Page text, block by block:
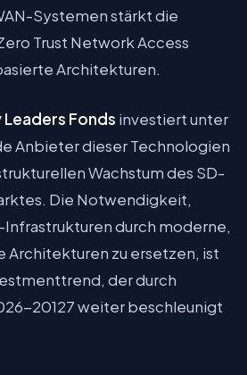
Systemen stärkt die
Trust Network Access
Architekturen.
Fonds investiert unter
Anbieter dieser Technologien
Wachstum des SD-
Die Notwendigkeit,
durch moderne,
Architekturen zu ersetzen, ist
der durch
20127 weiter beschleunigt